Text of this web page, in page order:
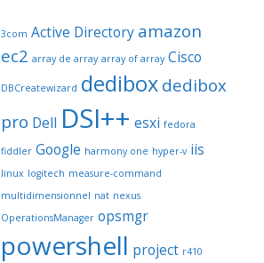
3com Active Directory amazon
ec2 array de array array of array Cisco
DBCreatewizard dedibox dedibox
pro Dell DSI++ esxi fedora
fiddler Google harmony one hyper-v iis
linux logitech measure-command
multidimensionnel nat nexus
OperationsManager opsmgr
powershell project r410